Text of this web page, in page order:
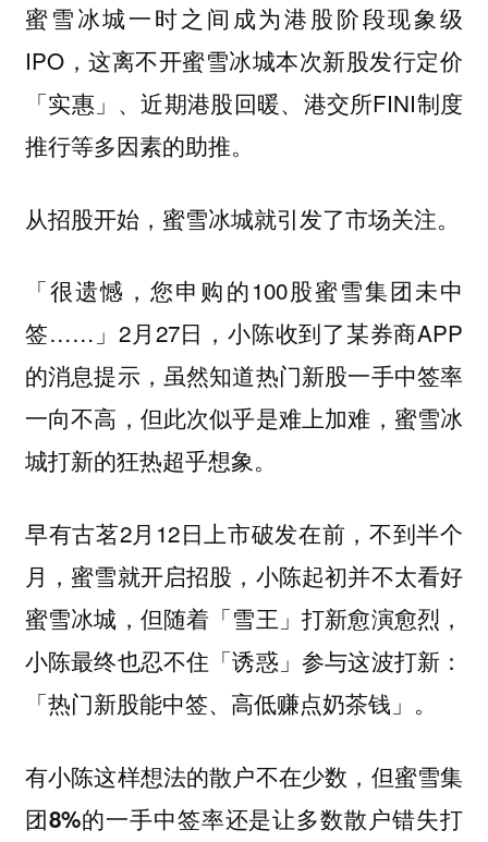
蜜雪冰城一时之间成为港股阶段现象级
IPO，这离不开蜜雪冰城本次新股发行定价
「实惠」、近期港股回暖、港交所FINI制度
推行等多因素的助推。
从招股开始，蜜雪冰城就引发了市场关注。
「很遗憾，您申购的100股蜜雪集团未中
签……」2月27日，小陈收到了某券商APP
的消息提示，虽然知道热门新股一手中签率
一向不高，但此次似乎是难上加难，蜜雪冰
城打新的狂热超乎想象。
早有古茗2月12日上市破发在前，不到半个
月，蜜雪就开启招股，小陈起初并不太看好
蜜雪冰城，但随着「雪王」打新愈演愈烈，
小陈最终也忍不住「诱惑」参与这波打新：
「热门新股能中签、高低赚点奶茶钱」。
有小陈这样想法的散户不在少数，但蜜雪集
团8%的一手中签率还是让多数散户错失打